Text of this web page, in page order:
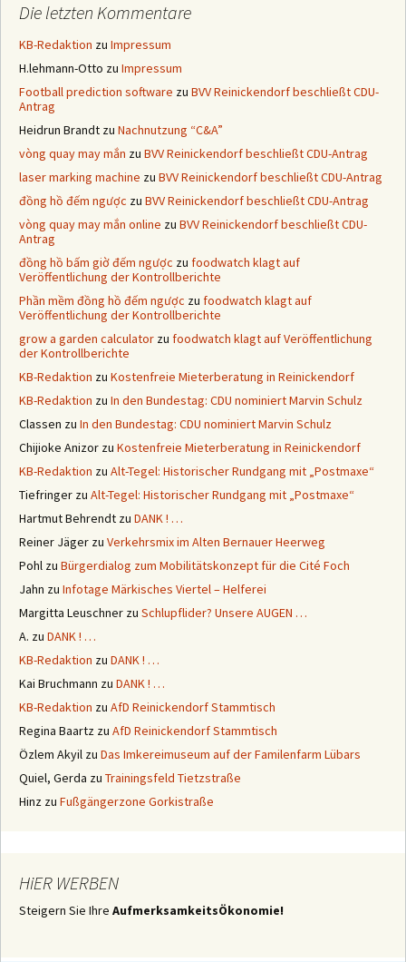
Die letzten Kommentare
KB-Redaktion zu Impressum
H.lehmann-Otto zu Impressum
Football prediction software zu BVV Reinickendorf beschließt CDU-
Antrag
Heidrun Brandt zu Nachnutzung “C&A”
vòng quay may mắn zu BVV Reinickendorf beschließt CDU-Antrag
laser marking machine zu BVV Reinickendorf beschließt CDU-Antrag
đồng hồ đếm ngược zu BVV Reinickendorf beschließt CDU-Antrag
vòng quay may mắn online zu BVV Reinickendorf beschließt CDU-
Antrag
đồng hồ bấm giờ đếm ngược zu foodwatch klagt auf
Veröffentlichung der Kontrollberichte
Phần mềm đồng hồ đếm ngược zu foodwatch klagt auf
Veröffentlichung der Kontrollberichte
grow a garden calculator zu foodwatch klagt auf Veröffentlichung
der Kontrollberichte
KB-Redaktion zu Kostenfreie Mieterberatung in Reinickendorf
KB-Redaktion zu In den Bundestag: CDU nominiert Marvin Schulz
Classen zu In den Bundestag: CDU nominiert Marvin Schulz
Chijioke Anizor zu Kostenfreie Mieterberatung in Reinickendorf
KB-Redaktion zu Alt-Tegel: Historischer Rundgang mit „Postmaxe“
Tiefringer zu Alt-Tegel: Historischer Rundgang mit „Postmaxe“
Hartmut Behrendt zu DANK ! …
Reiner Jäger zu Verkehrsmix im Alten Bernauer Heerweg
Pohl zu Bürgerdialog zum Mobilitätskonzept für die Cité Foch
Jahn zu Infotage Märkisches Viertel – Helferei
Margitta Leuschner zu Schlupflider? Unsere AUGEN …
A. zu DANK ! …
KB-Redaktion zu DANK ! …
Kai Bruchmann zu DANK ! …
KB-Redaktion zu AfD Reinickendorf Stammtisch
Regina Baartz zu AfD Reinickendorf Stammtisch
Özlem Akyil zu Das Imkereimuseum auf der Familenfarm Lübars
Quiel, Gerda zu Trainingsfeld Tietzstraße
Hinz zu Fußgängerzone Gorkistraße
HiER WERBEN
Steigern Sie Ihre AufmerksamkeitsÖkonomie!